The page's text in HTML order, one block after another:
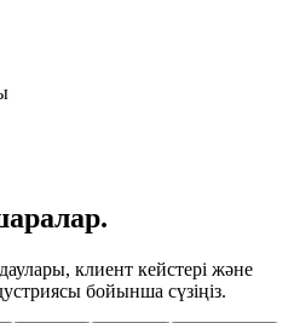
клиент кейстері және
бойынша сүзіңіз.